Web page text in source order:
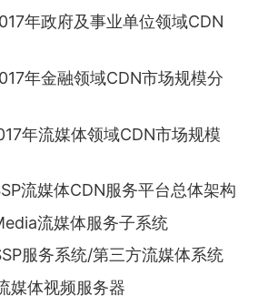
年政府及事业单位领域CDN
年金融领域CDN市场规模分
年流媒体领域CDN市场规模
流媒体CDN服务平台总体架构
流媒体服务子系统
服务系统/第三方流媒体系统
媒体视频服务器